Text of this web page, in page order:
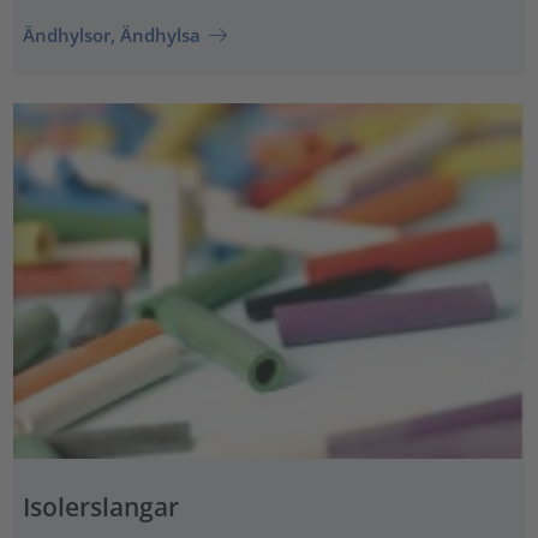
Ändhylsor, Ändhylsa
Isolerslangar